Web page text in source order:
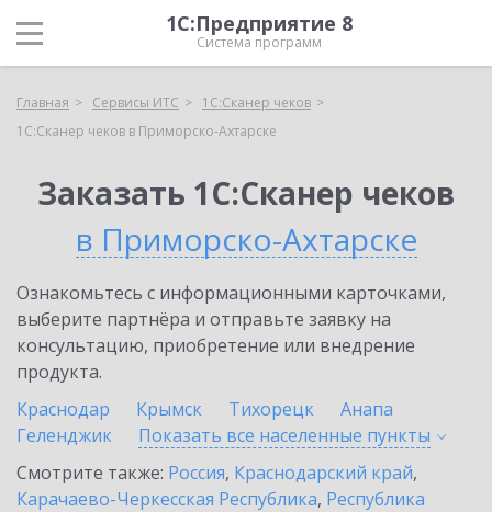
1С:Предприятие 8
Система программ
Главная Сервисы ИТС
1С:Сканер чеков
1С:Сканер чеков в Приморско-Ахтарске
Заказать 1С:Сканер чеков
в Приморско-Ахтарске
Ознакомьтесь с информационными карточками,
выберите партнёра и отправьте заявку на
консультацию, приобретение или внедрение
продукта.
Краснодар
Крымск Тихорецк
Анапа
Геленджик
Показать все населенные пункты
Смотрите также: Россия, Краснодарский край,
Карачаево-Черкесская Республика, Республика